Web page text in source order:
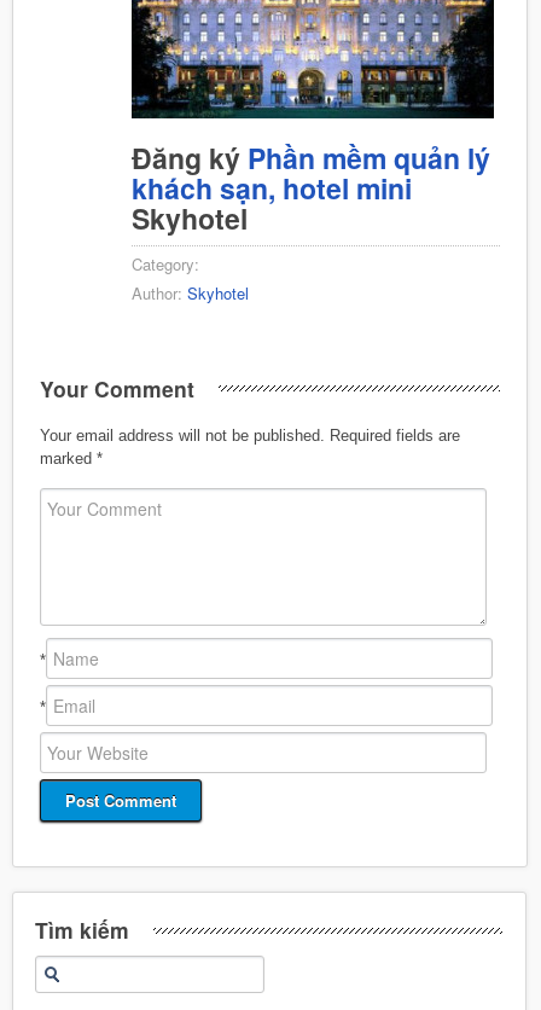
Đăng ký Phần mềm quản lý
khách sạn, hotel mini
Skyhotel
Category:
Author: Skyhotel
Your Comment
Your email address will not be published.
Required fields are
marked *
*
*
Tìm kiếm